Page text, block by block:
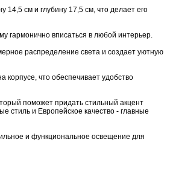
14,5 см и глубину 17,5 см, что делает его
гармонично вписаться в любой интерьер.
распределение света и создает уютную
что обеспечивает удобство
поможет придать стильный акцент
стиль и Европейское качество - главные
и функциональное освещение для